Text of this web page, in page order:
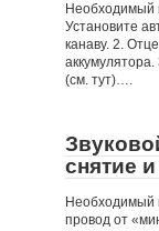
Необходимый
Установите
канаву. 2.
(см. тут)….
снятие
Необходимый
провод от